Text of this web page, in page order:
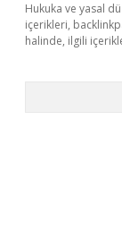
Hukuka ve yasal
içerikleri,
halinde, ilgili